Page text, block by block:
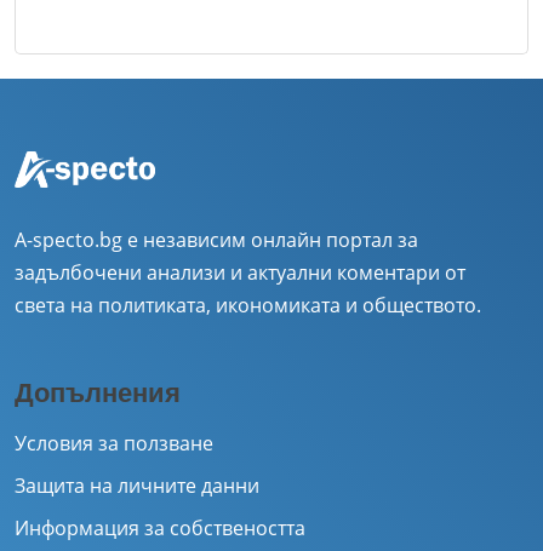
A-specto.bg е независим онлайн портал за
задълбочени анализи и актуални коментари от
света на политиката, икономиката и обществото.
Допълнения
Условия за ползване
Защита на личните данни
Информация за собствеността